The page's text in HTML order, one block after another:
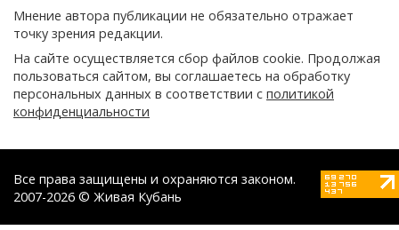
Мнение автора публикации не обязательно отражает
точку зрения редакции.
На сайте осуществляется сбор файлов cookie. Продолжая
пользоваться сайтом, вы соглашаетесь на обработку
персональных данных в соответствии с политикой
конфиденциальности
Все права защищены и охраняются законом.
2007-2026 © Живая Кубань